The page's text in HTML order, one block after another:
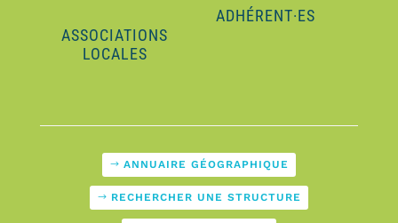
ASSOCIATIONS
LOCALES
ADHÉRENT·ES
ANNUAIRE GÉOGRAPHIQUE
RECHERCHER UNE STRUCTURE